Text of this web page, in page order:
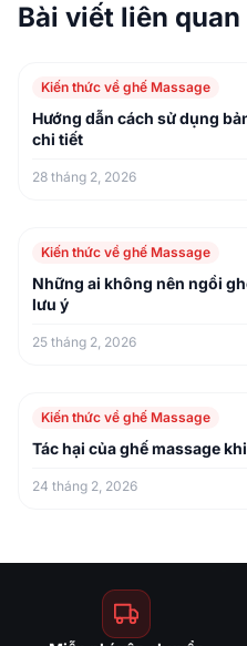
Bài viết liên quan
Kiến thức về ghế Massage
Hướng dẫn cách sử dụng
chi tiết
28 tháng 2, 2026
Kiến thức về ghế Massage
Những ai không nên ngồi
lưu ý
25 tháng 2, 2026
Kiến thức về ghế Massage
Tác hại của ghế massage
24 tháng 2, 2026